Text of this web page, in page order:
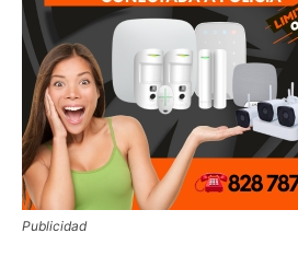
Publicidad